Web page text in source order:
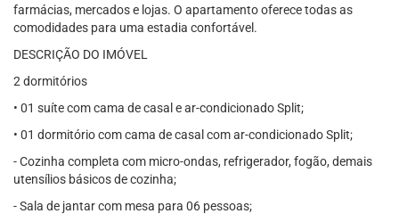
farmácias, mercados e lojas. O apartamento oferece todas as
comodidades para uma estadia confortável.
DESCRIÇÃO DO IMÓVEL
2 dormitórios
• 01 suíte com cama de casal e ar-condicionado Split;
• 01 dormitório com cama de casal com ar-condicionado Split;
- Cozinha completa com micro-ondas, refrigerador, fogão, demais
utensílios básicos de cozinha;
- Sala de jantar com mesa para 06 pessoas;